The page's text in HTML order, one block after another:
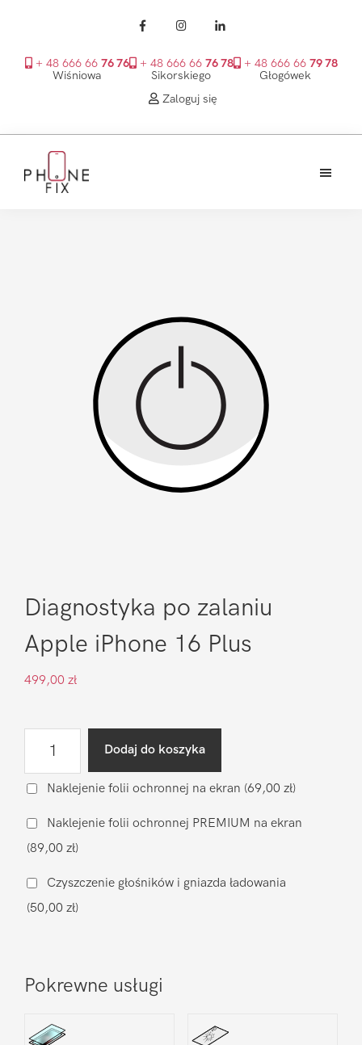
+ 48 666 66 76 76
Wiśniowa
+ 48 666 66 76 78
Sikorskiego
+ 48 666 66 79 78
Głogówek
Zaloguj się
głównego
Diagnostyka po zalaniu
Apple iPhone 16 Plus
499,00 zł
po
Apple
iPhone
16
Plus
Dodaj do koszyka
Naklejenie folii ochronnej na ekran (69,00 zł)
Naklejenie folii ochronnej PREMIUM na ekran
(89,00 zł)
Czyszczenie głośników i gniazda ładowania
(50,00 zł)
Pokrewne usługi